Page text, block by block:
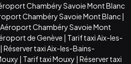
Chambéry Savoie Mont Blanc
Chambéry Savoie Mont Blanc|
Chambéry Savoie Mont
de Genève | Tarif taxi Aix-les-
| Réserver taxi Aix-les-Bains-
| Tarif taxi Mouxy | Réserver taxi